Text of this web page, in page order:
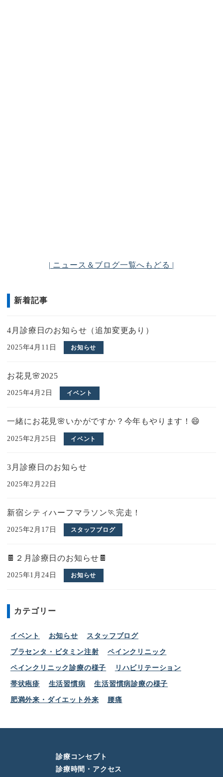
| ニュース＆ブログ一覧へもどる |
新着記事
4月診療日のお知らせ（追加変更あり）
2025年4月11日 お知らせ
お花見🌸2025
2025年4月2日 イベント
一緒にお花見🌸いかがですか？今年もやります！😄
2025年2月25日 イベント
3月診療日のお知らせ
2025年2月22日
新宿シティハーフマラソン🏃完走！
2025年2月17日 スタッフブログ
🍫２月診療日のお知らせ🍫
2025年1月24日 お知らせ
カテゴリー
イベント お知らせ スタッフブログ
プラセンタ・ビタミン注射 ペインクリニック
ペインクリニック診療の様子 リハビリテーション
帯状疱疹 生活習慣病 生活習慣病診療の様子
肥満外来・ダイエット外来 腰痛
診療コンセプト
診療時間・アクセス